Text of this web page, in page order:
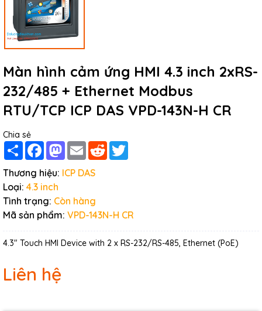
Màn hình cảm ứng HMI 4.3 inch 2xRS-
232/485 + Ethernet Modbus
RTU/TCP ICP DAS VPD-143N-H CR
Chia sẻ
Share FacebookMastodon
Email Reddit
Thương hiệu: ICP DAS
Loại: 4.3 inch
Tình trạng: Còn hàng
Mã sản phẩm: VPD-143N-H CR
4.3" Touch HMI Device with 2 x RS-232/RS-485, Ethernet (PoE)
Liên hệ